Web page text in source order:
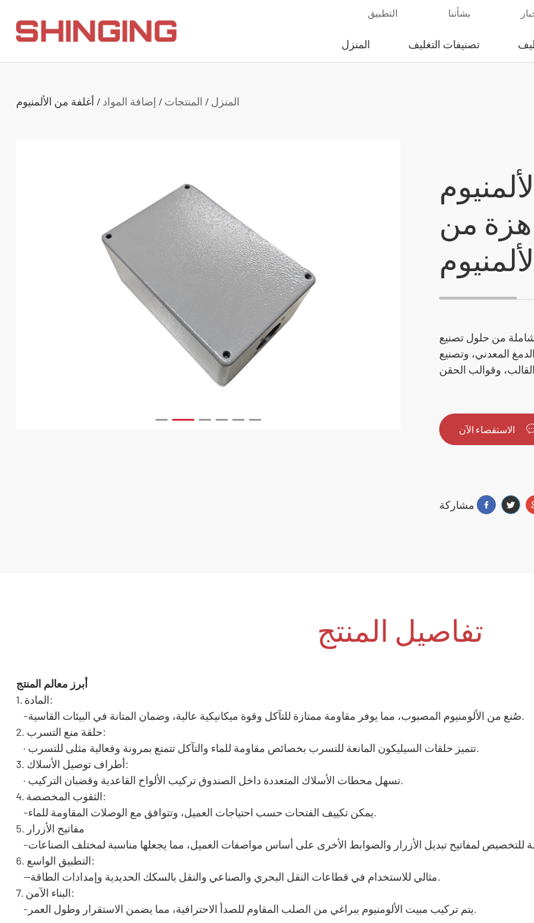
التطبيق بشأننا
المنزل تصنيفات التغليف
المنزل / المنتجات / إضافة المواد / أغلفة من الألمنيوم
من
من حلول تصنيع
المعدني، وتصنيع
مشاركة
تفاصيل المنتج
أبرز معالم المنتج
1. المادة:
-صُنع من الألومنيوم المصبوب، مما يوفر مقاومة ممتازة للتآكل وقوة ميكانيكية عالية، وضمان المتانة في البيئات القاسية.
2. حلقة منع التسرب:
· تتميز حلقات السيليكون المانعة للتسرب بخصائص مقاومة للماء والتآكل تتمتع بمرونة وفعالية مثلى للتسرب.
3. أطراف توصيل الأسلاك:
· تسهل محطات الأسلاك المتعددة داخل الصندوق تركيب الألواح القاعدية وقضبان التركيب.
4. الثقوب المخصصة:
-يمكن تكييف الفتحات حسب احتياجات العميل، وتتوافق مع الوصلات المقاومة للماء.
5. مفاتيح الأزرار
6. التطبيق الواسع:
--مثالي للاستخدام في قطاعات النقل البحري والصناعي والنقل بالسكك الحديدية وإمدادات الطاقة.
7. البناء الآمن:
-يتم تركيب مبيت الألومنيوم ببراغي من الصلب المقاوم للصدأ الاحترافية، مما يضمن الاستقرار وطول العمر.